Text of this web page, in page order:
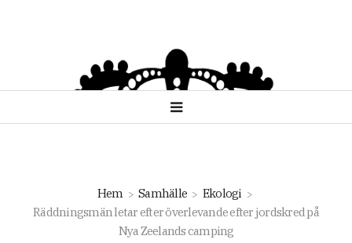
Hem Samhälle
Ekologi
Räddningsmän letar efter överlevande efter jordskred på
Nya Zeelands camping